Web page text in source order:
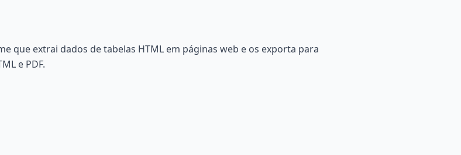
que extrai dados de tabelas HTML em páginas web e os exporta para
e PDF.